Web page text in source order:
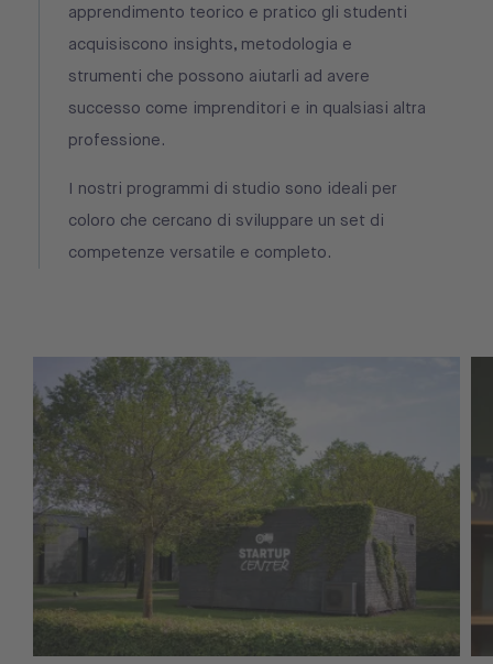
apprendimento teorico e pratico gli studenti
acquisiscono insights, metodologia e
strumenti che possono aiutarli ad avere
successo come imprenditori e in qualsiasi altra
professione.
I nostri programmi di studio sono ideali per
coloro che cercano di sviluppare un set di
competenze versatile e completo.